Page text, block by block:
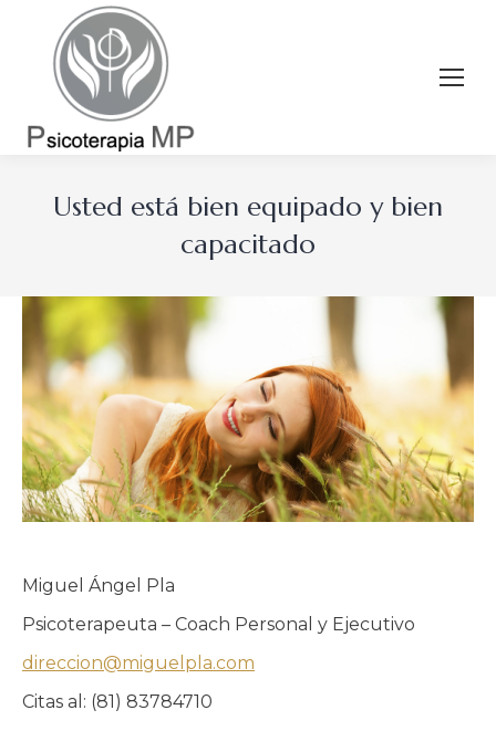
Usted está bien equipado y bien
capacitado
Miguel Ángel Pla
Psicoterapeuta – Coach Personal y Ejecutivo
direccion@miguelpla.com
Citas al: (81) 83784710